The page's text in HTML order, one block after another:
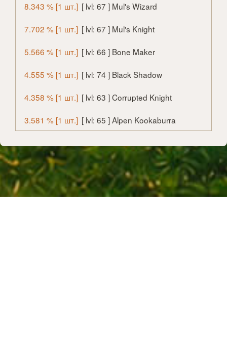
8.343 % [1 шт.] [ lvl: 67 ] Mul's Wizard
7.702 % [1 шт.] [ lvl: 67 ] Mul's Knight
5.566 % [1 шт.] [ lvl: 66 ] Bone Maker
4.555 % [1 шт.] [ lvl: 74 ] Black Shadow
4.358 % [1 шт.] [ lvl: 63 ] Corrupted Knight
3.581 % [1 шт.] [ lvl: 65 ] Alpen Kookaburra